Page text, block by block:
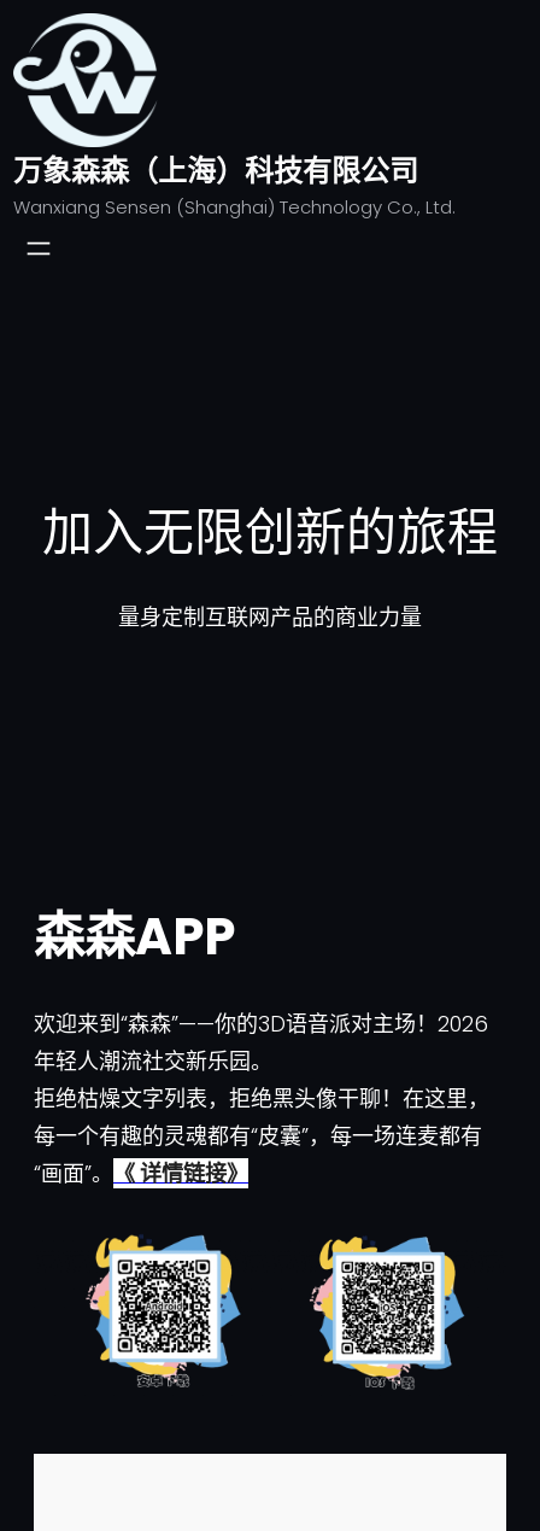
至
内
万象森森（上海）科技有限公司
Wanxiang Sensen (Shanghai) Technology Co., Ltd.
加入无限创新的旅程
量身定制互联网产品的商业力量
森森APP
欢迎来到“森森”——你的3D语音派对主场！2026
年轻人潮流社交新乐园。
拒绝枯燥文字列表，拒绝黑头像干聊！在这里，
每一个有趣的灵魂都有“皮囊”，每一场连麦都有
“画面”。
《 详情链接》